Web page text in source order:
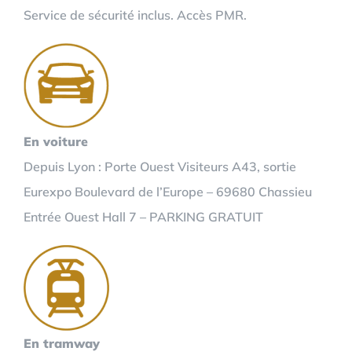
Service de sécurité inclus. Accès PMR.
En voiture
Depuis Lyon : Porte Ouest Visiteurs A43, sortie
Eurexpo Boulevard de l’Europe – 69680 Chassieu
Entrée Ouest Hall 7 – PARKING GRATUIT
En tramway